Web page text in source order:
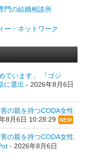
ています」 『ゴジ
に選出 - 2026年8月6日
の親を持つCODA女性
8月6日 10:28:29 NEW
の親を持つCODA女性
- 2026年8月6日